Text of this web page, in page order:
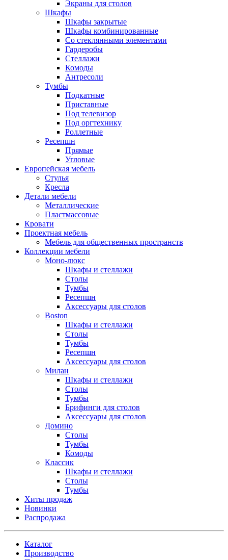
Экраны для столов
Шкафы
Шкафы закрытые
Шкафы комбинированные
Со стеклянными элементами
Гардеробы
Стеллажи
Комоды
Антресоли
Тумбы
Подкатные
Приставные
Под телевизор
Под оргтехнику
Роллетные
Ресепшн
Прямые
Угловые
Европейская мебель
Стулья
Кресла
Детали мебели
Металлические
Пластмассовые
Кровати
Проектная мебель
Мебель для общественных пространств
Коллекции мебели
Моно-люкс
Шкафы и стеллажи
Столы
Тумбы
Ресепшн
Аксессуары для столов
Boston
Шкафы и стеллажи
Столы
Тумбы
Ресепшн
Аксессуары для столов
Милан
Шкафы и стеллажи
Столы
Тумбы
Брифинги для столов
Аксессуары для столов
Домино
Столы
Тумбы
Комоды
Классик
Шкафы и стеллажи
Столы
Тумбы
Хиты продаж
Новинки
Распродажа
Каталог
Производство